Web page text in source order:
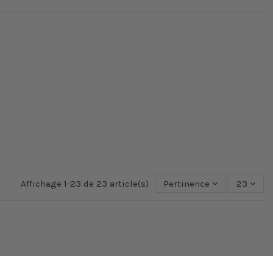
Affichage 1-23 de 23 article(s) Pertinence 23